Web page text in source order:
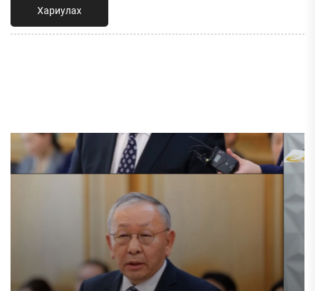
Хариулах